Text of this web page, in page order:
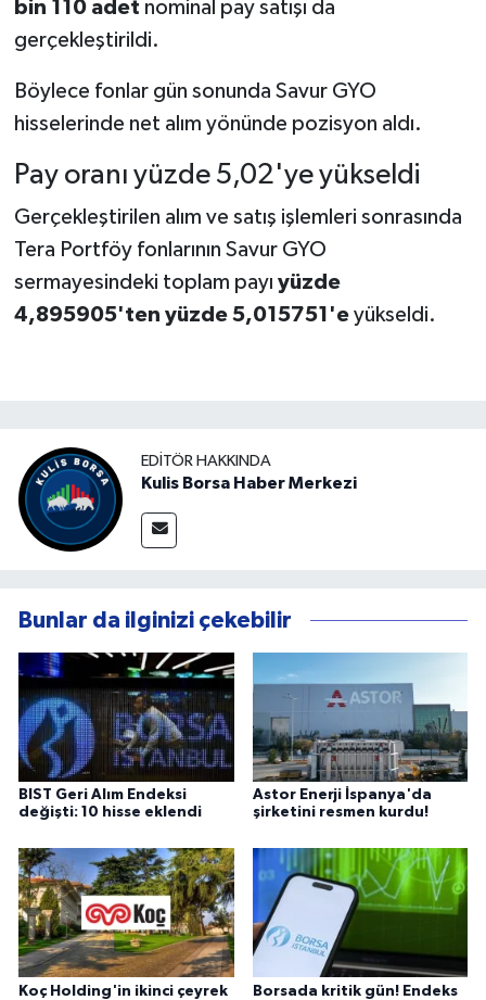
bin 110 adet nominal pay satışı da
gerçekleştirildi.
Böylece fonlar gün sonunda Savur GYO
hisselerinde net alım yönünde pozisyon aldı.
Pay oranı yüzde 5,02'ye yükseldi
Gerçekleştirilen alım ve satış işlemleri sonrasında
Tera Portföy fonlarının Savur GYO
sermayesindeki toplam payı yüzde
4,895905'ten yüzde 5,015751'eyükseldi.
EDITÖR HAKKINDA
Kulis Borsa Haber Merkezi
Bunlar da ilginizi çekebilir
BIST Geri Alım Endeksi
değişti: 10 hisse eklendi
Astor Enerji İspanya'da
şirketini resmen kurdu!
Koç Holding'in ikinci çeyrek Borsada kritik gün! Endeks